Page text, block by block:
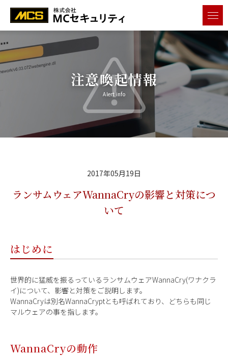
メニ
注意喚起情報
Alert info
2017年05月19日
ランサムウェアWannaCryの影響と対策につ
いて
はじめに
世界的に猛威を振るっているランサムウェアWannaCry(ワナクラ
イ)について、影響と対策をご説明します。
WannaCryは別名WannaCryptとも呼ばれており、どちらも同じ
マルウェアの事を指します。
WannaCryの動作